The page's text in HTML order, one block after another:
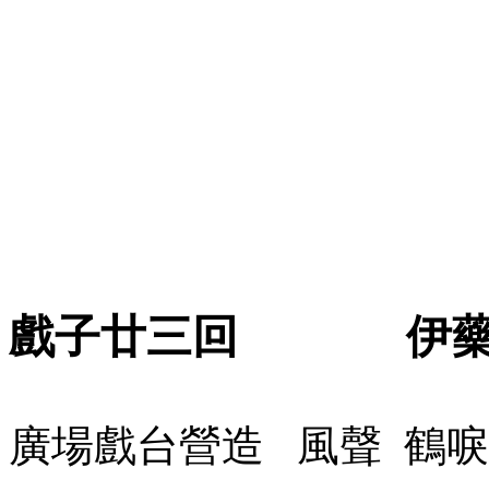
戲子廿三回 伊
廣場戲台營造 風聲 鶴唳